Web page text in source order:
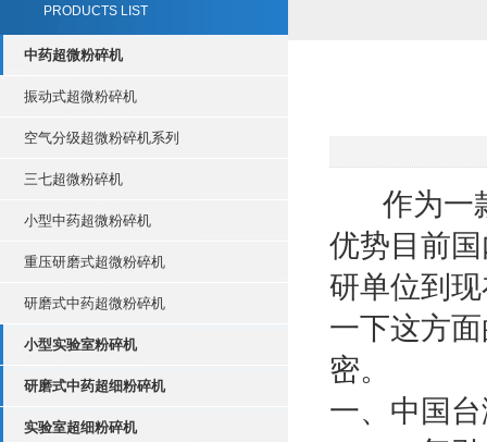
PRODUCTS LIST
中药超微粉碎机
振动式超微粉碎机
空气分级超微粉碎机系列
三七超微粉碎机
小型中药超微粉碎机
重压研磨式超微粉碎机
研磨式中药超微粉碎机
小型实验室粉碎机
研磨式中药超细粉碎机
实验室超细粉碎机
作为一款
优势目前
研单位到
一下这方
密。
一、中国